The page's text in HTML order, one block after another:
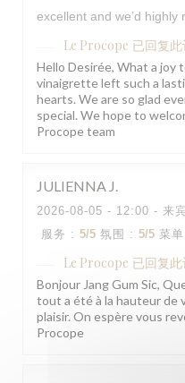
excellent and we’d
Le Procope 已回复此
Hello Desirée, What a joy
vinaigrette left such a
hearts. We are so glad
special. We hope to
Procope team
JULIENNA J
2026-08-05 - 12:00 - 来
服务 : 5/5 氛围 : 5/5 菜单
Le Procope 已回复此
Bonjour Jang Gum Sic,
tout a été à la hauteur de
plaisir. On espère vous
Procope